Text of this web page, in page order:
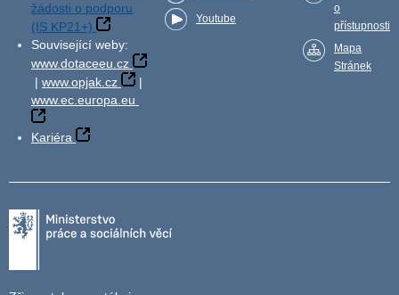
žádosti o podporu
(IS KP21+)
Související weby:
www.dotaceeu.cz
| www.opjak.cz
|
www.ec.europa.eu
Kariéra
Youtube
o
přístupnosti
Mapa
Stránek